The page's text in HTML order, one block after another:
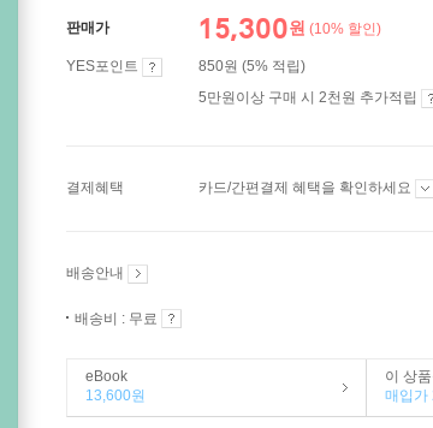
판매가 15,300원 (10% 할인)
YES포인트
850원 (5% 적립)
5만원이상 구매 시 2천원 추가적립
결제혜택 카드/간편결제 혜택을 확인하세요
배송안내
배송비 : 무료
eBook
13,600원
이 상품
매입가